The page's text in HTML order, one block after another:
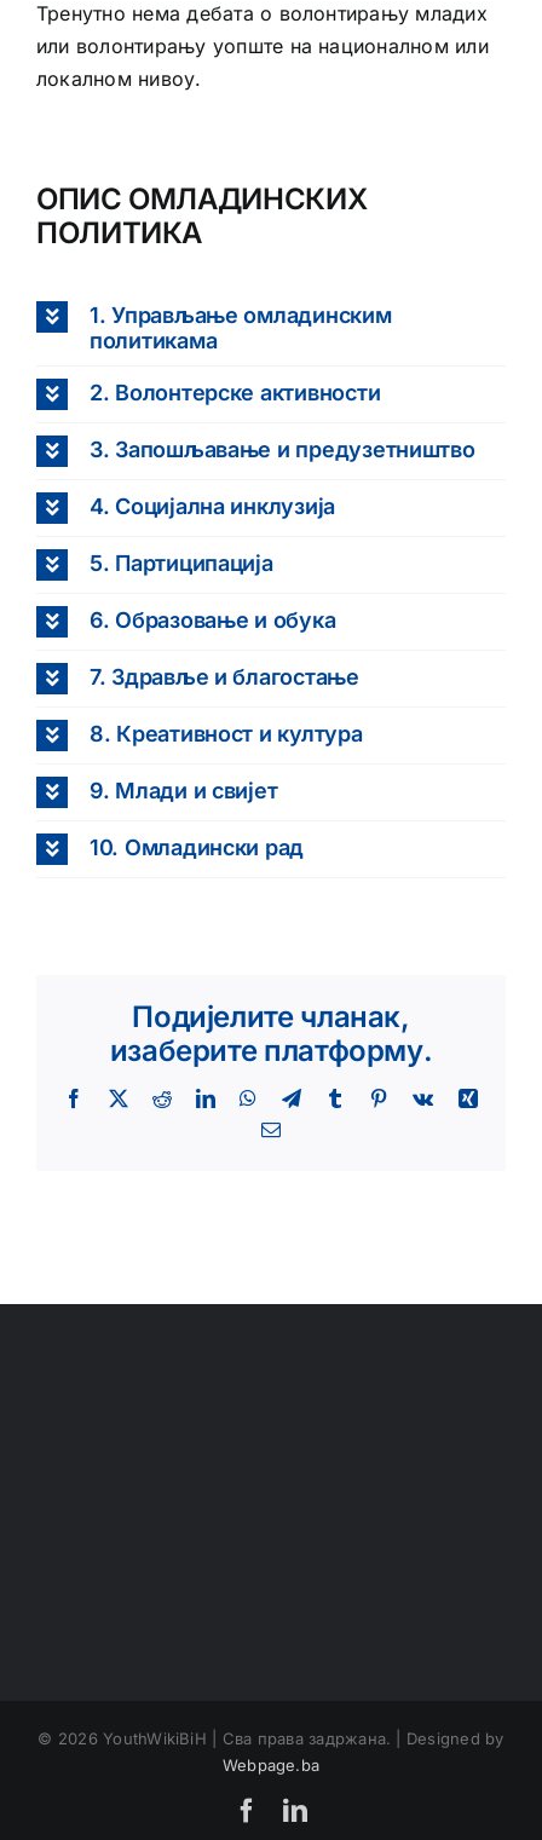
Тренутно нема дебата о волонтирању младих
или волонтирању уопште на националном или
локалном нивоу.
ОПИС ОМЛАДИНСКИХ
ПОЛИТИКА
1. Управљање омладинским
политикама
2. Волонтерске активности
3. Запошљавање и предузетништво
4. Социјална инклузија
5. Партиципација
6. Образовање и обука
7. Здравље и благостање
8. Креативност и култура
9. Млади и свијет
10. Омладински рад
Подијелите чланак,
изаберите платформу.
Facebook
X RedditLinkedInWhatsApp
TelegramTumblr Pinterest
Vk
Xing
Email
© 2026 YouthWikiBiH | Сва права задржана. | Designed by
Webpage.ba
FacebookLinkedIn